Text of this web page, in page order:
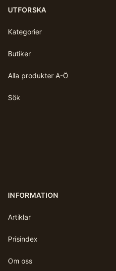
UTFORSKA
Kategorier
Butiker
Alla produkter A-Ö
Sök
INFORMATION
Artiklar
Prisindex
Om oss